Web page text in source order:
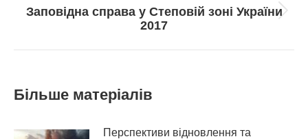
Next
post:
Заповідна справа у Степовій зоні України
2017
Більше матеріалів
Перспективи відновлення та